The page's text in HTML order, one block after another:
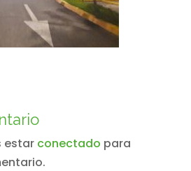
estar conectado para